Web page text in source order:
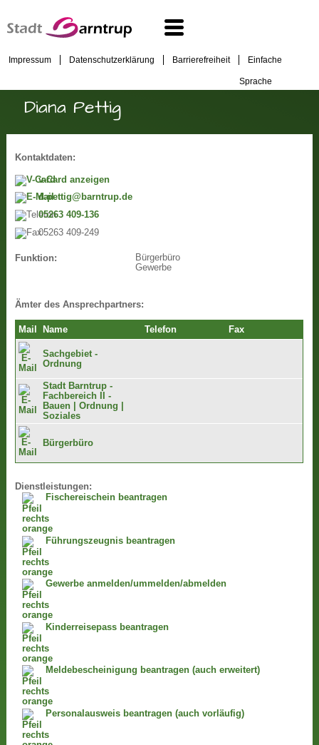
Impressum Datenschutzerklärung Barrierefreiheit Einfache
Sprache
Diana Pettig
Kontaktdaten:
v-Card anzeigen
d.pettig@barntrup.de
05263 409-136
05263 409-249
Funktion:
Bürgerbüro
Gewerbe
Ämter des Ansprechpartners:
Mail Name Telefon Fax
Sachgebiet -
Ordnung
Stadt Barntrup -
Fachbereich II -
Bauen | Ordnung |
Soziales
Bürgerbüro
Dienstleistungen:
Fischereischein beantragen
Führungszeugnis beantragen
Gewerbe anmelden/ummelden/abmelden
Kinderreisepass beantragen
Meldebescheinigung beantragen (auch erweitert)
Personalausweis beantragen (auch vorläufig)